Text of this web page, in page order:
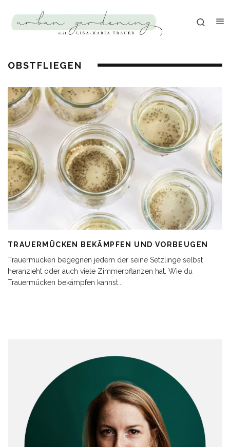
OBSTFLIEGEN
TRAUERMÜCKEN BEKÄMPFEN UND VORBEUGEN
Trauermücken begegnen jedem der seine Setzlinge selbst
heranzieht oder auch viele Zimmerpflanzen hat. Wie du
Trauermücken bekämpfen kannst